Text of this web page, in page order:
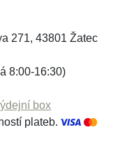
271, 43801 Žatec
8:00-16:30)
box
plateb.